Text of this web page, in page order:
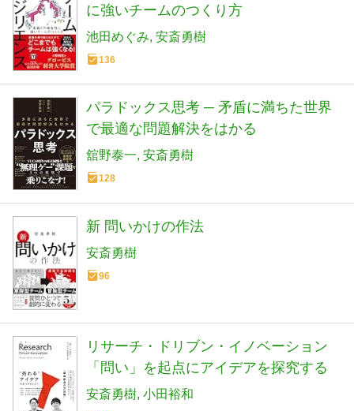
に強いチームのつくり方
池田めぐみ 安斎勇樹
136
パラドックス思考 ─ 矛盾に満ちた世界
で最適な問題解決をはかる
舘野泰一 安斎勇樹
128
新 問いかけの作法
安斎勇樹
96
リサーチ・ドリブン・イノベーション
「問い」を起点にアイデアを探究する
安斎勇樹 小田裕和